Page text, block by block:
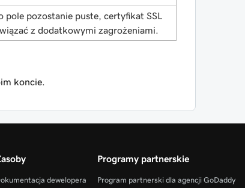
pole pozostanie puste, certyfikat SSL
z dodatkowymi zagrożeniami.
koncie.
dewelopera
Programy partnerskie
Program partnerski dla agencji GoDaddy